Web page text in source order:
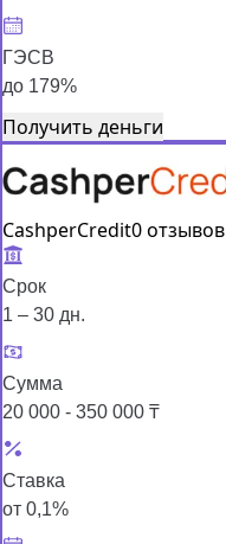
ГЭСВ
до 179%
Получить деньги
CashperCredit0 отзывов
Срок
1 – 30 дн.
Сумма
20 000 - 350 000 ₸
Ставка
от 0,1%